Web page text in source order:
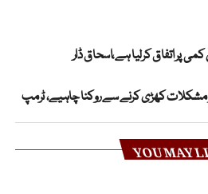
پر اتفاق کرلیا ہے،اسحاق ڈار
کو مشکلات کھڑی کرنے سے روکنا چاہیے، ٹرمپ
YOU MAY